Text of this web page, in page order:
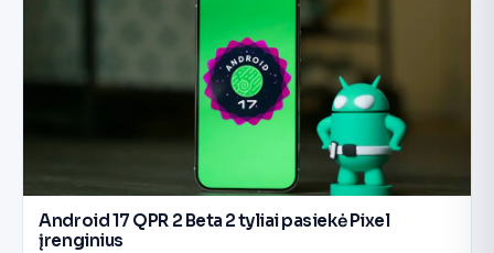
Android 17 QPR 2 Beta 2 tyliai pasiekė Pixel
įrenginius